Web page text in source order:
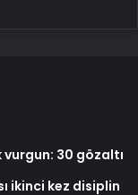
vurgun: 30 gözaltı
ikinci kez disiplin